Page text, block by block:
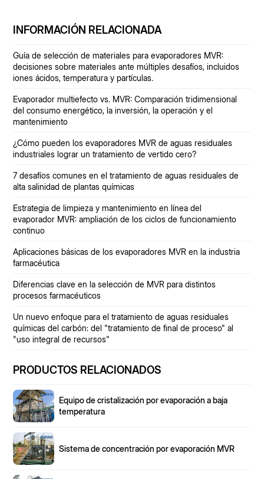
INFORMACIÓN RELACIONADA
Guía de selección de materiales para evaporadores MVR:
decisiones sobre materiales ante múltiples desafíos, incluidos
iones ácidos, temperatura y partículas.
Evaporador multiefecto vs. MVR: Comparación tridimensional
del consumo energético, la inversión, la operación y el
mantenimiento
¿Cómo pueden los evaporadores MVR de aguas residuales
industriales lograr un tratamiento de vertido cero?
7 desafíos comunes en el tratamiento de aguas residuales de
alta salinidad de plantas químicas
Estrategia de limpieza y mantenimiento en línea del
evaporador MVR: ampliación de los ciclos de funcionamiento
continuo
Aplicaciones básicas de los evaporadores MVR en la industria
farmacéutica
Diferencias clave en la selección de MVR para distintos
procesos farmacéuticos
Un nuevo enfoque para el tratamiento de aguas residuales
químicas del carbón: del "tratamiento de final de proceso" al
"uso integral de recursos"
PRODUCTOS RELACIONADOS
Equipo de cristalización por evaporación a baja
temperatura
Sistema de concentración por evaporación MVR